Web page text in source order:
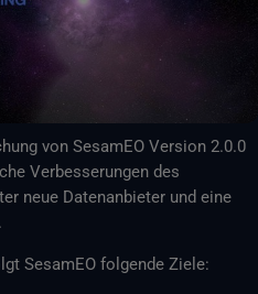
von SesamEO Version 2.0.0
Verbesserungen des
neue Datenanbieter und eine
SesamEO folgende Ziele: